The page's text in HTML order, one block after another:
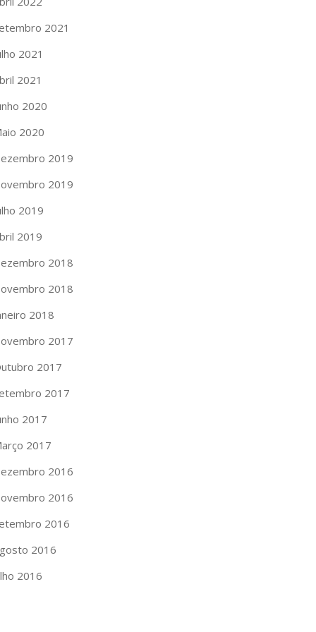
2021
2021
2021
2020
2020
2019
2019
2019
2019
2018
2018
2018
2017
2017
2017
2017
2017
2016
2016
2016
2016
2016